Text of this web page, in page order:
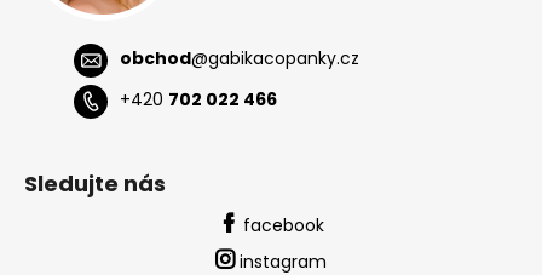
obchod@gabikacopanky.cz
+420 702 022 466
Sledujte nás
facebook
instagram